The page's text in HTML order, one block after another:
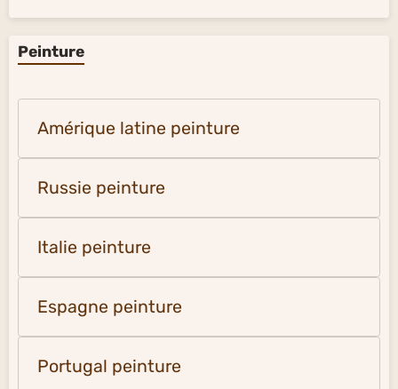
Peinture
Amérique latine peinture
Russie peinture
Italie peinture
Espagne peinture
Portugal peinture